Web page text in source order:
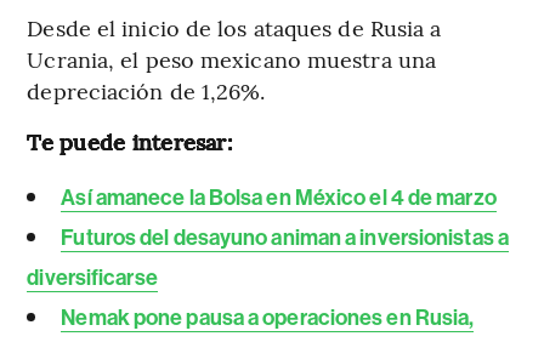
Desde el inicio de los ataques de Rusia a
Ucrania, el peso mexicano muestra una
depreciación de 1,26%.
Te puede interesar:
Así amanece la Bolsa en México el 4 de marzo
Futuros del desayuno animan a inversionistas a
diversificarse
Nemak pone pausa a operaciones en Rusia,